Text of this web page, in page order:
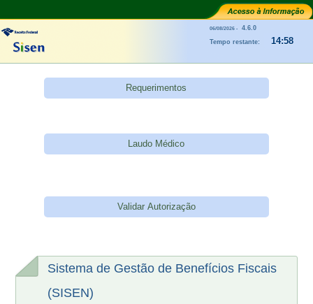
06/08/2026 -
4.6.0
Tempo restante:
14:58
Sistema de Gestão de Benefícios Fiscais
(SISEN)